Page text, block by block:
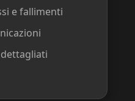
e fallimenti